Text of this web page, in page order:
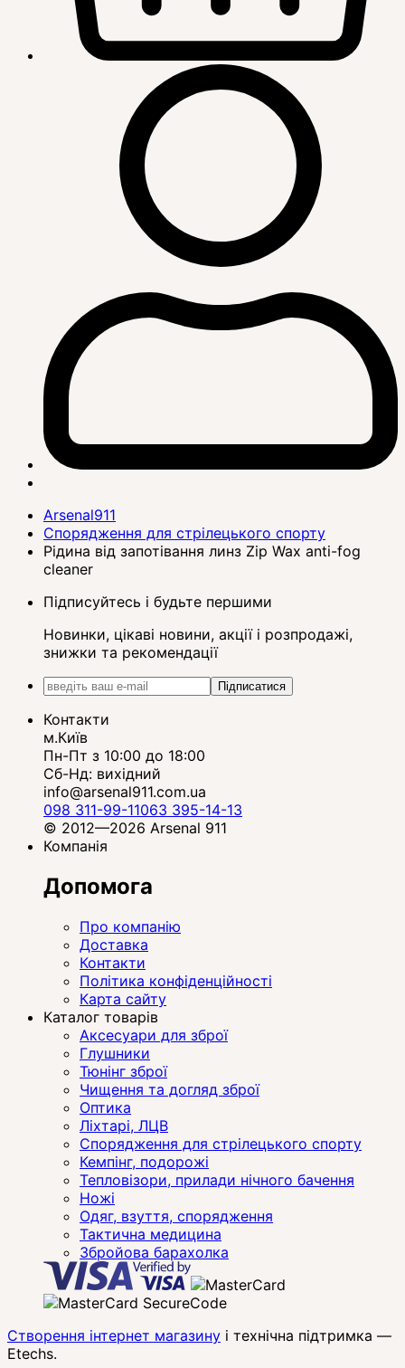
Arsenal911
Спорядження для стрілецького спорту
Рідина від запотівання линз Zip Wax anti-fog
cleaner
Підписуйтесь і будьте першими
Новинки, цікаві новини, акції і розпродажі,
знижки та рекомендації
Підписатися
Контакти
м.Київ
Пн-Пт з 10:00 до 18:00
Сб-Нд: вихідний
info@arsenal911.com.ua
098 311-99-11063 395-14-13
© 2012—2026 Arsenal 911
Компанія
Допомога
Про компанію
Доставка
Контакти
Політика конфіденційності
Карта сайту
Каталог товарів
Аксесуари для зброї
Глушники
Тюнінг зброї
Чищення та догляд зброї
Оптика
Ліхтарі, ЛЦВ
Спорядження для стрілецького спорту
Кемпінг, подорожі
Тепловізори, прилади нічного бачення
Ножі
Одяг, взуття, спорядження
Тактична медицина
Збройова барахолка
Створення інтернет магазину і технічна підтримка —
Etechs.